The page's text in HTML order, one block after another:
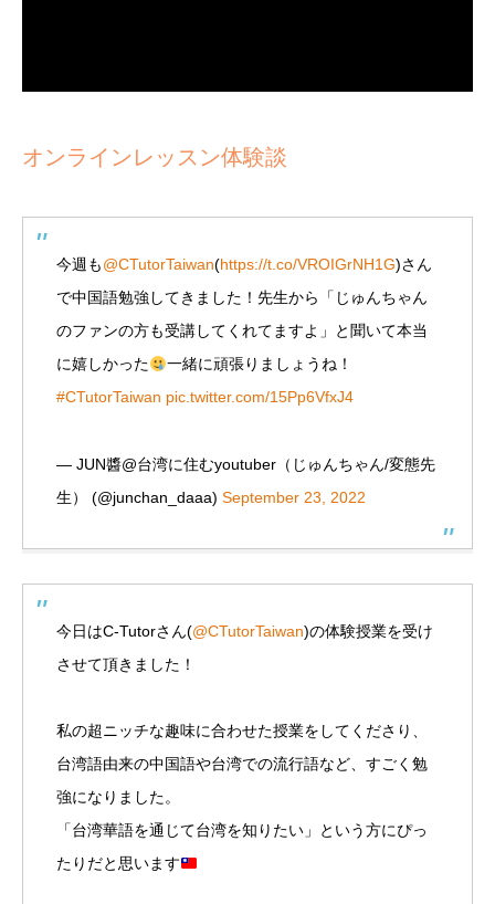
オンラインレッスン体験談
今週も@CTutorTaiwan(https://t.co/VROIGrNH1G)さん
で中国語勉強してきました！先生から「じゅんちゃん
のファンの方も受講してくれてますよ」と聞いて本当
に嬉しかった
一緒に頑張りましょうね！
#CTutorTaiwan pic.twitter.com/15Pp6VfxJ4
— JUN醬@台湾に住むyoutuber（じゅんちゃん/変態先
生） (@junchan_daaa) September 23, 2022
今日はC-Tutorさん(@CTutorTaiwan)の体験授業を受け
させて頂きました！
私の超ニッチな趣味に合わせた授業をしてくださり、
台湾語由来の中国語や台湾での流行語など、すごく勉
強になりました。
「台湾華語を通じて台湾を知りたい」という方にぴっ
たりだと思います